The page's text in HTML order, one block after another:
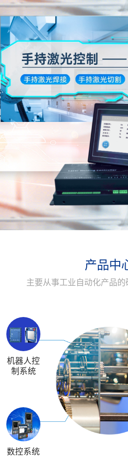
产品中
主要从事工业自动化产品
机器人控
制系统
数控系统